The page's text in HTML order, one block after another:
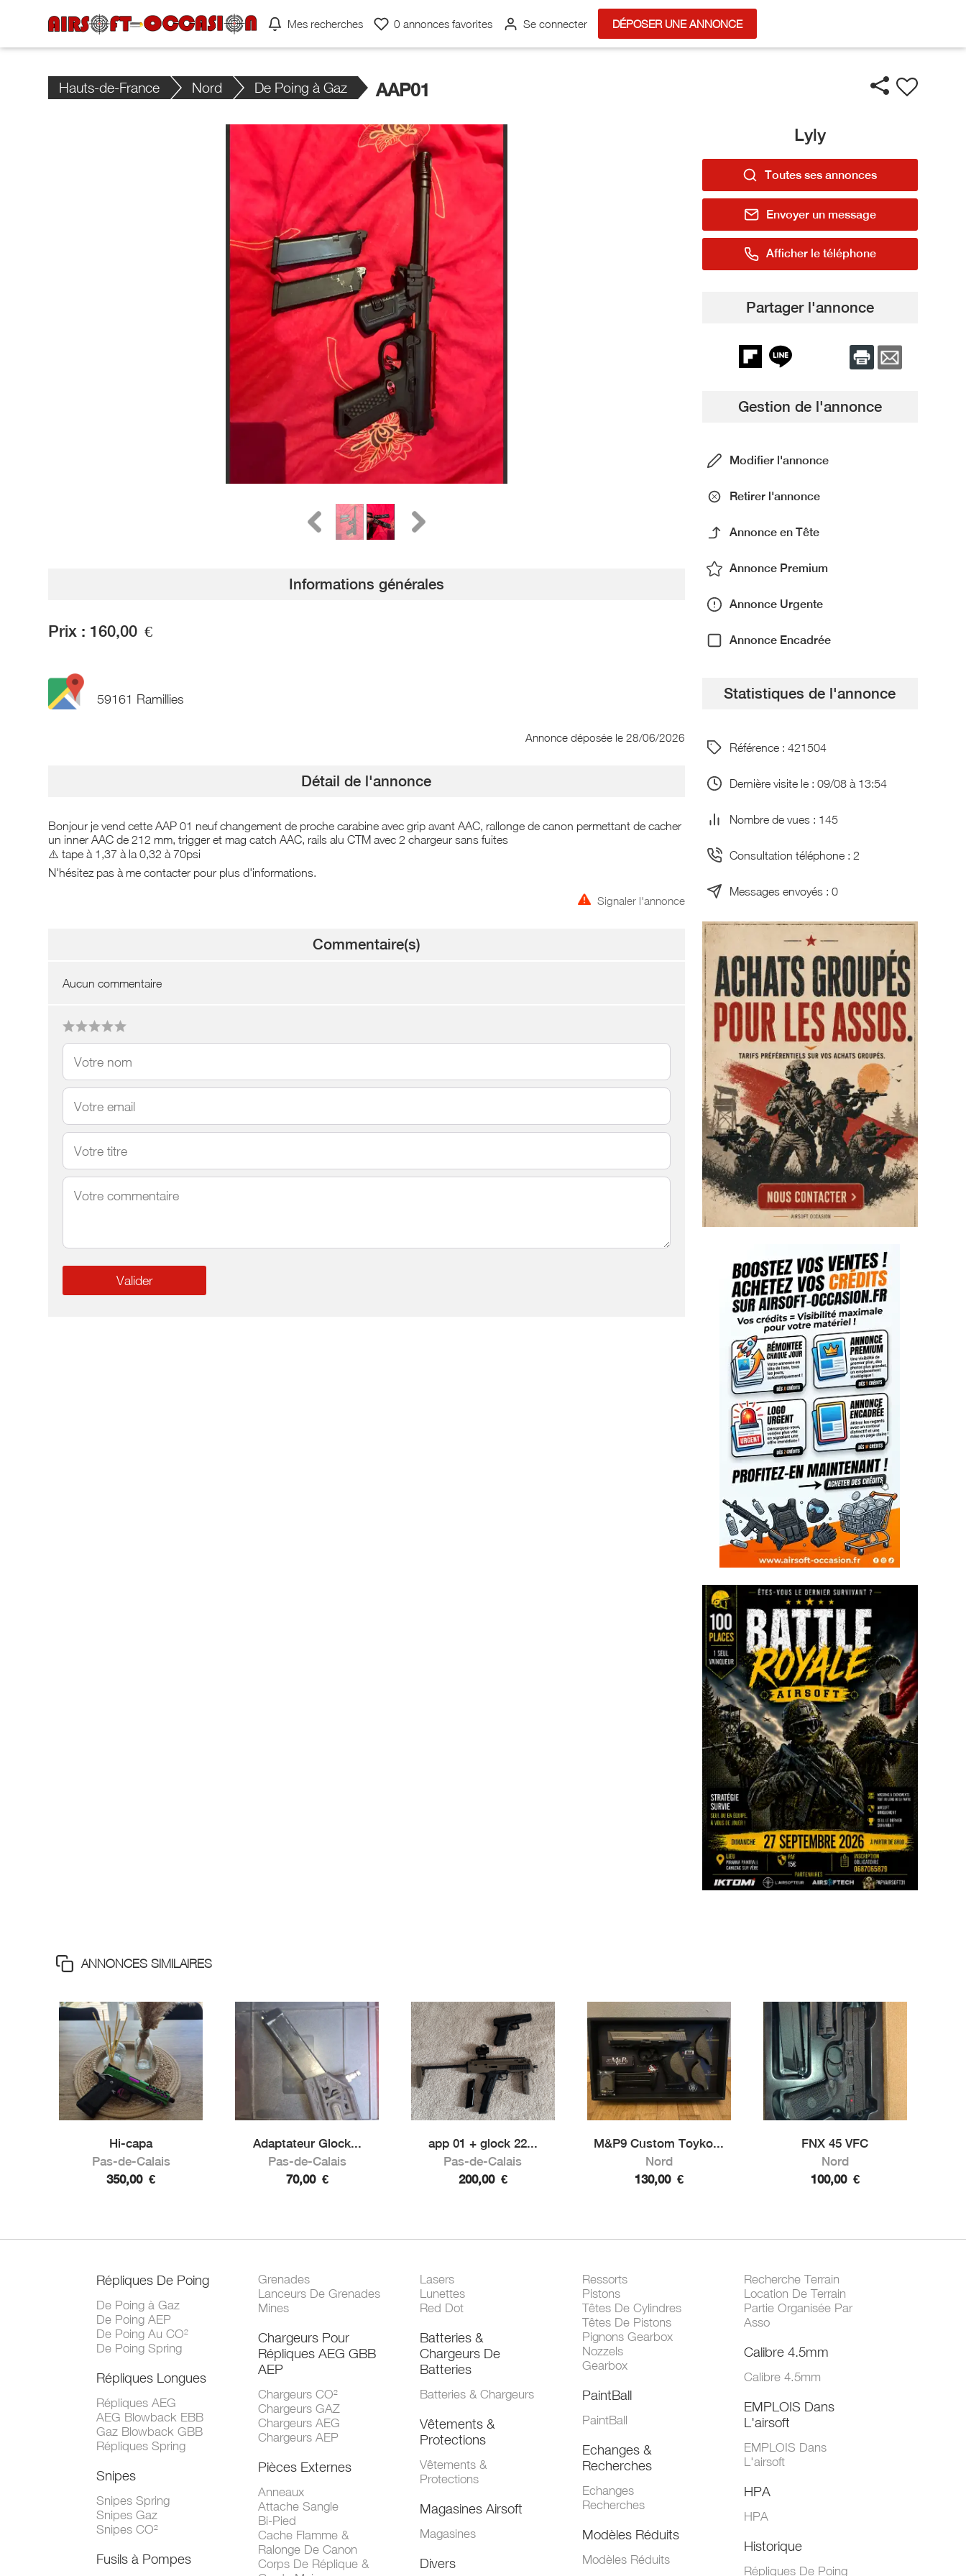
Mes recherches 0 annonces favorites Se connecter DÉPOSER UNE ANNONCE
Hauts-de-France Nord De Poing à Gaz AAP01
Informations générales
Prix : 160,00 €
59161 Ramillies
Annonce déposée le 28/06/2026
Détail de l'annonce
Bonjour je vend cette AAP 01 neuf changement de proche carabine avec grip avant AAC, rallonge de canon permettant de cacher
un inner AAC de 212 mm, trigger et mag catch AAC, rails alu CTM avec 2 chargeur sans fuites
⚠️ tape à 1,37 à la 0,32 à 70psi
N'hésitez pas à me contacter pour plus d'informations.
Signaler l'annonce
Commentaire(s)
Aucun commentaire
Lyly
Toutes ses annonces
Envoyer un message
Afficher le téléphone
Partager l'annonce
Gestion de l'annonce
Modifier l'annonce
Retirer l'annonce
Annonce en Tête
Annonce Premium
Annonce Urgente
Annonce Encadrée
Statistiques de l'annonce
Référence : 421504
Dernière visite le : 09/08 à 13:54
Nombre de vues : 145
Consultation téléphone : 2
Messages envoyés : 0
ANNONCES SIMILAIRES
Hi-capa
Pas-de-Calais
350,00 €
Adaptateur Glock...
Pas-de-Calais
70,00 €
app 01 + glock 22...
Pas-de-Calais
200,00 €
M&P9 Custom Toyko...
Nord
130,00 €
FNX 45 VFC
Nord
100,00 €
Répliques De Poing
De Poing à Gaz
De Poing AEP
De Poing Au CO²
De Poing Spring
Répliques Longues
Répliques AEG
AEG Blowback EBB
Gaz Blowback GBB
Répliques Spring
Snipes
Snipes Spring
Snipes Gaz
Snipes CO²
Fusils à Pompes
Grenades
Lanceurs De Grenades
Mines
Chargeurs Pour
Répliques AEG GBB
AEP
Chargeurs CO²
Chargeurs GAZ
Chargeurs AEG
Chargeurs AEP
Pièces Externes
Anneaux
Attache Sangle
Bi-Pied
Cache Flamme &
Ralonge De Canon
Corps De Réplique &
Lasers
Lunettes
Red Dot
Batteries &
Chargeurs De
Batteries
Batteries & Chargeurs
Vêtements &
Protections
Vêtements &
Protections
Magasines Airsoft
Magasines
Divers
Ressorts
Pistons
Têtes De Cylindres
Têtes De Pistons
Pignons Gearbox
Nozzels
Gearbox
PaintBall
PaintBall
Echanges &
Recherches
Echanges
Recherches
Modèles Réduits
Modèles Réduits
Recherche Terrain
Location De Terrain
Partie Organisée Par
Asso
Calibre 4.5mm
Calibre 4.5mm
EMPLOIS Dans
L'airsoft
EMPLOIS Dans
L'airsoft
HPA
HPA
Historique
Répliques De Poing